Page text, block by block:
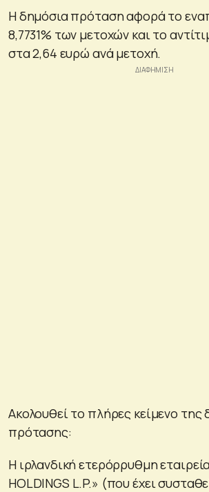
Η δημόσια πρόταση αφορά το
8,7731% των μετοχών και το
στα 2,64 ευρώ ανά μετοχή.
Ακολουθεί το πλήρες κείμενο της
πρότασης:
Η ιρλανδική ετερόρρυθμη
HOLDINGS L.P.» (που έχει